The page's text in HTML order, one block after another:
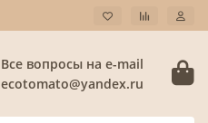
Все вопросы на e-mail
ecotomato@yandex.ru